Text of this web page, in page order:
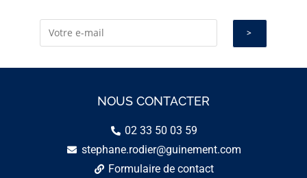
NOUS CONTACTER
02 33 50 03 59
stephane.rodier@guinement.com
Formulaire de contact